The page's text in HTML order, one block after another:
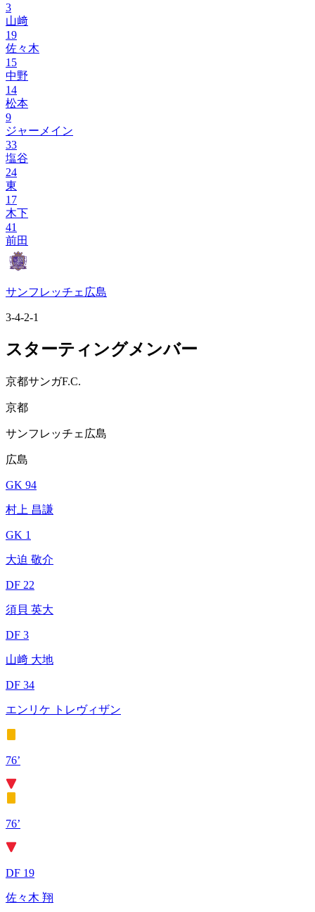
3
山﨑
19
佐々木
15
中野
14
松本
9
ジャーメイン
33
塩谷
24
東
17
木下
41
前田
サンフレッチェ広島
3-4-2-1
スターティングメンバー
京都サンガF.C.
京都
サンフレッチェ広島
広島
GK 94
村上 昌謙
GK 1
大迫 敬介
DF 22
須貝 英大
DF 3
山﨑 大地
DF 34
エンリケ トレヴィザン
76’
76’
DF 19
佐々木 翔